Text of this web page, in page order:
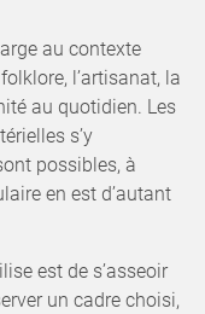
au contexte
l’artisanat, la
au quotidien. Les
s’y
possibles, à
en est d’autant
est de s’asseoir
un cadre choisi,